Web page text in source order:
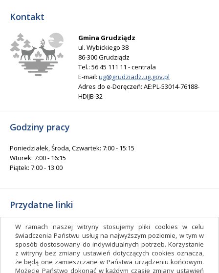
W ramach naszej witryny stosujemy pliki cookies w celu
świadczenia Państwu usług na najwyższym poziomie, w tym w
sposób dostosowany do indywidualnych potrzeb. Korzystanie
z witryny bez zmiany ustawień dotyczących cookies oznacza,
że będą one zamieszczane w Państwa urządzeniu końcowym.
Możecie Państwo dokonać w każdym czasie zmiany ustawień
Kontakt
Gmina Grudziądz
ul. Wybickiego 38
86-300 Grudziądz
Tel.: 56 45 111 11 - centrala
E-mail: ug@grudziadz.ug.gov.pl
Adres do e-Doręczeń: AE:PL-53014-76188-
HDIJB-32
Godziny pracy
Poniedziałek, Środa, Czwartek: 7:00 - 15:15
Wtorek: 7:00 - 16:15
Piątek: 7:00 - 13:00
Przydatne linki
Gminny Ośrodek Kultury i Sportu
Gminna Biblioteka Publiczna
facebook.com/gminagrudziadz
Deklaracja dostępności